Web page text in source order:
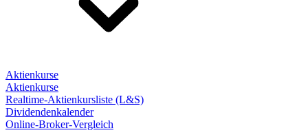
Aktienkurse
Aktienkurse
Realtime-Aktienkursliste (L&S)
Dividendenkalender
Online-Broker-Vergleich